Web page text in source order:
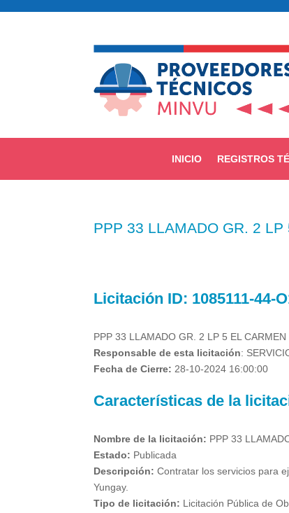
INICIO REGISTROS
PPP 33 LLAMADO GR. 2
Licitación ID: 1085111-44-
PPP 33 LLAMADO GR. 2 LP 5 EL
Responsable de esta licitación:
Fecha de Cierre: 28-10-2024 16:00:00
Características de la
Nombre de la licitación: PPP 33
Estado: Publicada
Descripción: Contratar los servicios para
Yungay.
Tipo de licitación: Licitación Pública de